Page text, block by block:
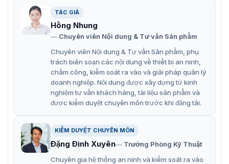
TÁC GIẢ
Hồng Nhung
Chuyên viên Nội dung & Tư vấn Sản phẩm
Chuyên viên Nội dung & Tư vấn Sản phẩm, phụ
trách biên soạn các nội dung về thiết bị an ninh,
chấm công, kiểm soát ra vào và giải pháp quản lý
doanh nghiệp. Nội dung được xây dựng từ kinh
nghiệm tư vấn khách hàng, tài liệu sản phẩm và
được kiểm duyệt chuyên môn trước khi đăng tải.
KIỂM DUYỆT CHUYÊN MÔN
Đặng Đình Xuyên
Trưởng Phòng Kỹ Thuật
Chuyên gia hệ thống an ninh và kiểm soát ra vào